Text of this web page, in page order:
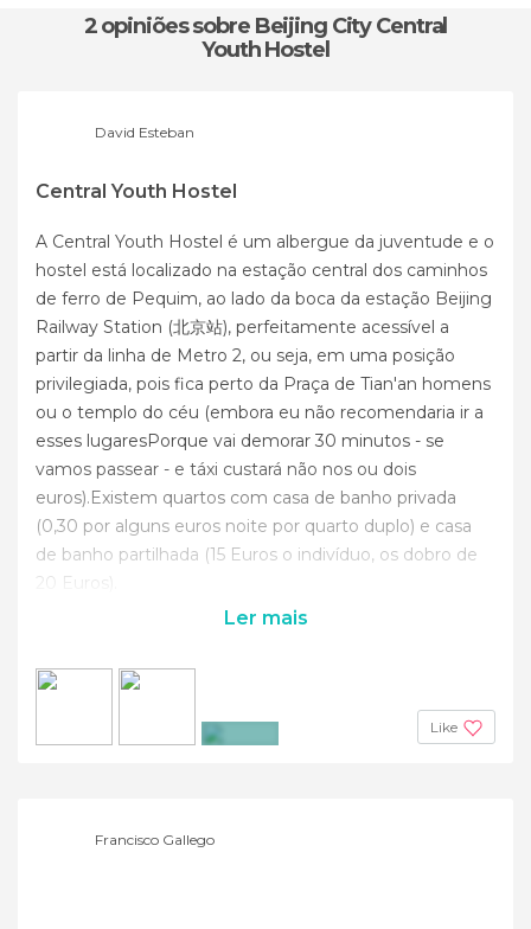
2 opiniõessobre Beijing City Central
Youth Hostel
David Esteban
Central Youth Hostel
A Central Youth Hostel é um albergue da juventude e o
hostel está localizado na estação central dos caminhos
de ferro de Pequim, ao lado da boca da estação Beijing
Railway Station (北京站), perfeitamente acessível a
partir da linha de Metro 2, ou seja, em uma posição
privilegiada, pois fica perto da Praça de Tian'an homens
ou o templo do céu (embora eu não recomendaria ir a
esses lugaresPorque vai demorar 30 minutos - se
vamos passear - e táxi custará não nos ou dois
euros).Existem quartos com casa de banho privada
(0,30 por alguns euros noite por quarto duplo) e casa
de banho partilhada (15 Euros o indivíduo, os dobro de
20 Euros).
Ler mais
Like
Francisco Gallego